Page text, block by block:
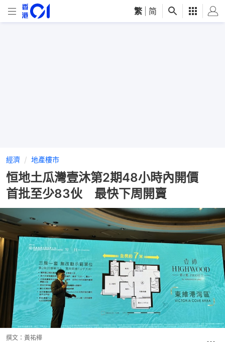
繁 简
經濟 地產樓市
恒地土瓜灣壹沐第2期48小時內開價
首批至少83伙 最快下周開賣
撰文： 黃祐樺